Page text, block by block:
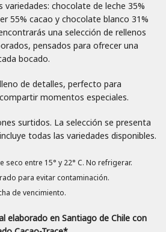
variedades: chocolate de leche 35%
55% cacao y chocolate blanco 31%
una selección de rellenos
pensados para ofrecer una
bocado.
de detalles, perfecto para
momentos especiales.
surtidos. La selección se presenta
todas las variedades disponibles.
seco entre 15° y 22° C. No refrigerar.
para evitar contaminación.
de vencimiento.
elaborado en Santiago de Chile con